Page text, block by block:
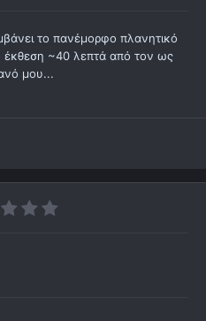
το πανέμορφο πλανητικό
~40 λεπτά από τον ως
μου...